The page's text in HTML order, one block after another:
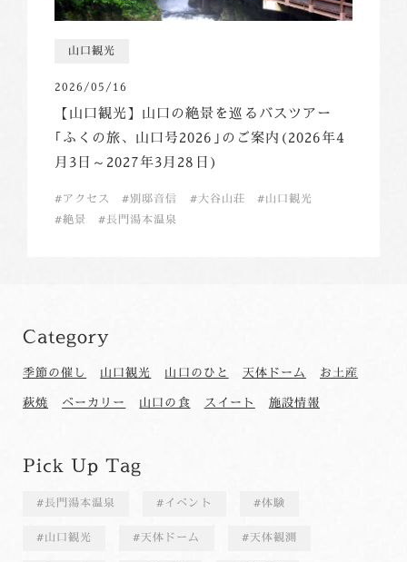
山口観光
2026/05/16
【山口観光】山口の絶景を巡るバスツアー
｢ふくの旅、山口号2026｣のご案内(2026年4
月3日～2027年3月28日)
アクセス 別邸音信 大谷山荘
山口観光
絶景
長門湯本温泉
Category
季節の催し 山口観光 山口のひと 天体ドーム
お土産
萩焼
ベーカリー 山口の食 スイート 施設情報
Pick Up Tag
長門湯本温泉 イベント 体験
山口観光 天体ドーム 天体観測